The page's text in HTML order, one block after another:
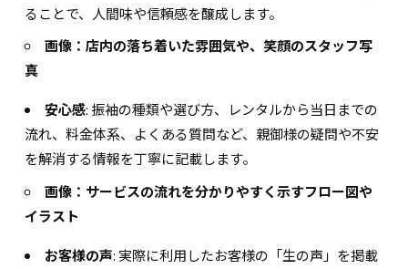
ることで、人間味や信頼感を醸成します。
画像：店内の落ち着いた雰囲気や、笑顔のスタッフ写
真
安心感: 振袖の種類や選び方、レンタルから当日までの
流れ、料金体系、よくある質問など、親御様の疑問や不安
を解消する情報を丁寧に記載します。
画像：サービスの流れを分かりやすく示すフロー図や
イラスト
お客様の声: 実際に利用したお客様の「生の声」を掲載